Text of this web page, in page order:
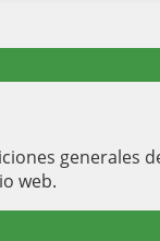
generales
web.